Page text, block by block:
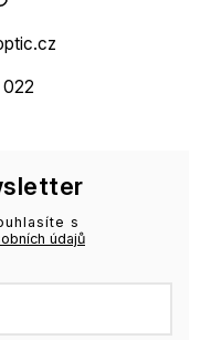
s
údajů